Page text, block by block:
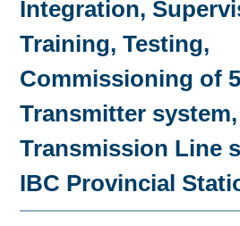
Integration,
Training, Testing,
Commissioning of
Transmitter
Transmission Line
IBC Provincial